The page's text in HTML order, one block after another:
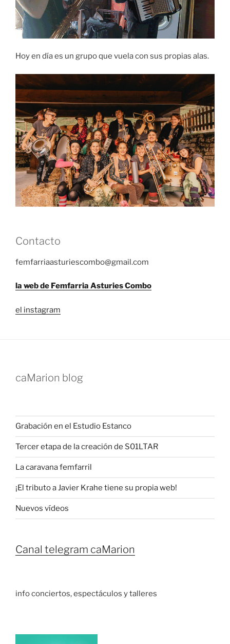
Hoy en día es un grupo que vuela con sus propias alas.
Contacto
femfarriaasturiescombo@gmail.com
la web de Femfarria Asturies Combo
el instagram
caMarion blog
Grabación en el Estudio Estanco
Tercer etapa de la creación de S01LTAR
La caravana femfarril
¡El tributo a Javier Krahe tiene su propia web!
Nuevos vídeos
Canal telegram caMarion
info conciertos, espectáculos y talleres